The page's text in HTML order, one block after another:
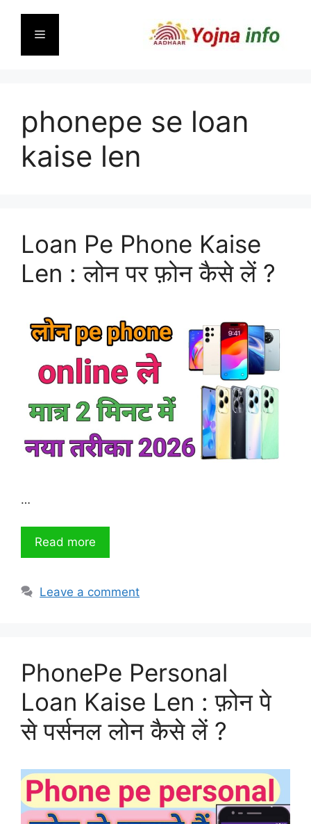
content
Menu
phonepe se loan
kaise len
Loan Pe Phone Kaise
Len : लोन पर फ़ोन कैसे लें ?
…
Read more
Leave a comment
PhonePe Personal
Loan Kaise Len : फ़ोन पे
से पर्सनल लोन कैसे लें ?